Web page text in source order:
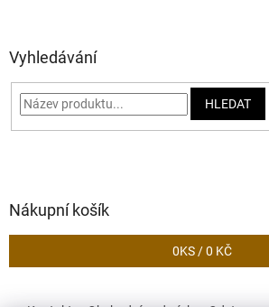
Vyhledávání
HLEDAT
Nákupní košík
0KS /0 KČ